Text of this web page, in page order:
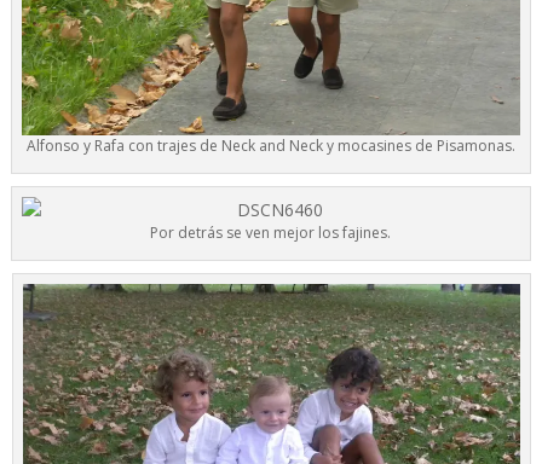
Alfonso y Rafa con trajes de Neck and Neck y mocasines de Pisamonas.
Por detrás se ven mejor los fajines.